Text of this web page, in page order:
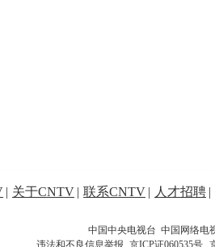
| 关于CNTV | 联系CNTV | 人才招聘 |
中国中央电视台 中国网络电
违法和不良信息举报 京ICP证060535号